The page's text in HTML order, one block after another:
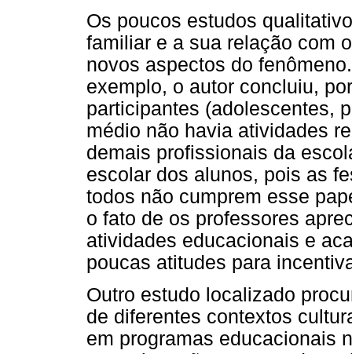
Os poucos estudos
familiar e a sua relação com
novos aspectos do
exemplo, o autor concluiu,
participantes (adolescentes,
médio não havia atividades
demais profissionais da
escolar dos alunos, pois as
todos não cumprem esse
o fato de os professores
atividades educacionais e
poucas atitudes para
Outro estudo localizado
de diferentes contextos
em programas educacionais